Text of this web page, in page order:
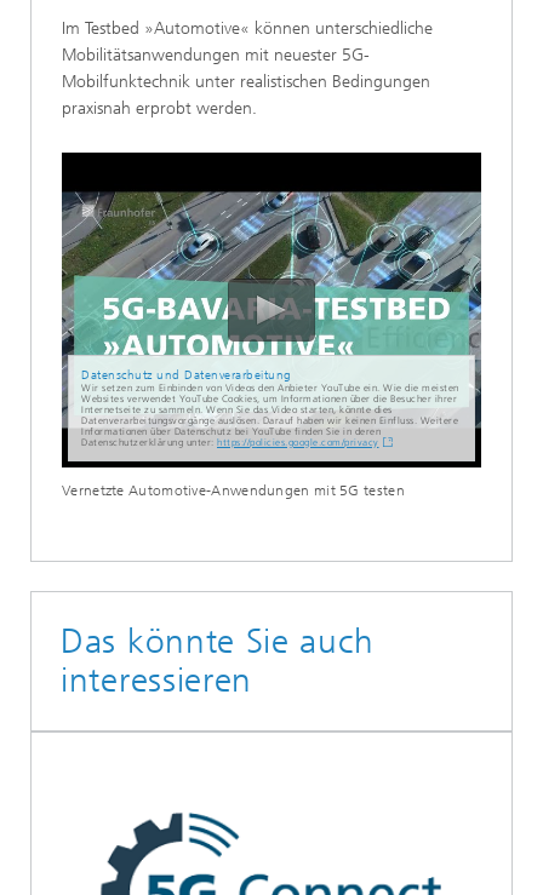
Im Testbed »Automotive« können unterschiedliche
Mobilitätsanwendungen mit neuester 5G-
Mobilfunktechnik unter realistischen Bedingungen
praxisnah erprobt werden.
Datenschutz und Datenverarbeitung
Wir setzen zum Einbinden von Videos den Anbieter YouTube ein. Wie die meisten
Websites verwendet YouTube Cookies, um Informationen über die Besucher ihrer
Internetseite zu sammeln. Wenn Sie das Video starten, könnte dies
Datenverarbeitungsvorgänge auslösen. Darauf haben wir keinen Einfluss. Weitere
Informationen über Datenschutz bei YouTube finden Sie in deren
Datenschutzerklärung unter: https://policies.google.com/privacy
Vernetzte Automotive-Anwendungen mit 5G testen
Das könnte Sie auch
interessieren